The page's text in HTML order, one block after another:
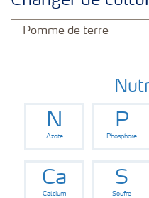
Cultures
N
Azote
P
Phosphore
Ca
Calcium
S
Soufre